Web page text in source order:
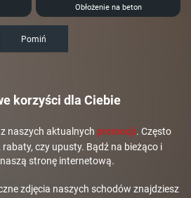
Obłożenie na beton
Pomiń
korzyści dla Ciebie
naszych aktualnych promocji. Często
czy upusty. Bądź na bieżąco i
stronę internetową.
zdjęcia naszych schodów znajdziesz